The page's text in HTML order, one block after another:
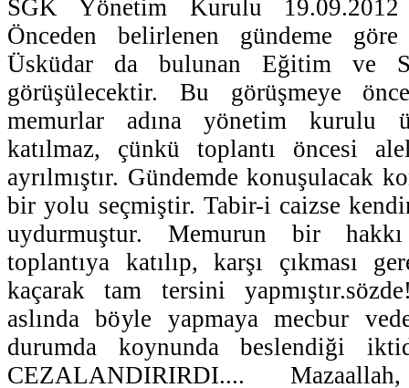
SGK Yönetim Kurulu 19.09.2012
Önceden belirlenen gündeme
Üsküdar da bulunan Eğitim ve
görüşülecektir. Bu görüşmeye
memurlar adına yönetim kurulu
katılmaz, çünkü toplantı öncesi
ayrılmıştır. Gündemde konuşulacak
bir yolu seçmiştir. Tabir-i caizse
uydurmuştur. Memurun bir
toplantıya katılıp, karşı çıkması
kaçarak tam tersini
aslında böyle yapmaya mecbur
durumda koynunda beslendiği
CEZALANDIRIRDI....